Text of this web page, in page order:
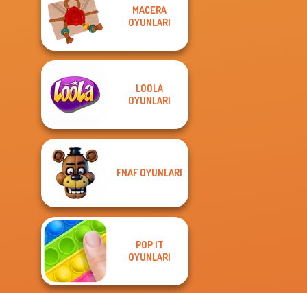
MACERA
OYUNLARI
LOOLA
OYUNLARI
FNAF OYUNLARI
POP IT
OYUNLARI